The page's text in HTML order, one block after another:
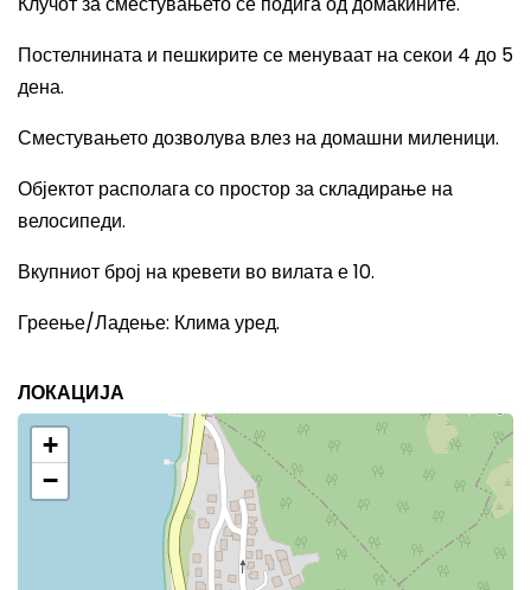
Постелнината и пешкирите се менуваат на секои 4 до 5
дена.
Сместувањето дозволува влез на домашни миленици.
Објектот располага со простор за складирање на
велосипеди.
Вкупниот број на кревети во вилата е 10.
Греење/Ладење: Клима уред.
ЛОКАЦИЈА
+
−